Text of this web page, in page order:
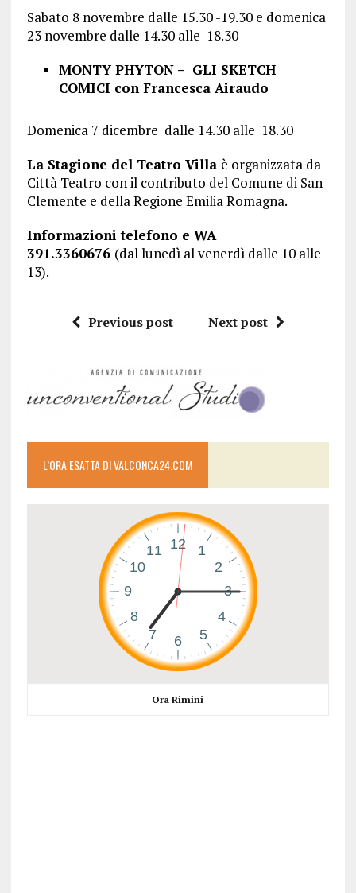
Sabato 8 novembre dalle 15.30 -19.30 e domenica
23 novembre dalle 14.30 alle 18.30
MONTY PHYTON – GLI SKETCH
COMICI con Francesca Airaudo
Domenica 7 dicembre dalle 14.30 alle 18.30
La Stagione del Teatro Villa è organizzata da
Città Teatro con il contributo del Comune di San
Clemente e della Regione Emilia Romagna.
Informazioni telefono e WA
391.3360676 (dal lunedì al venerdì dalle 10 alle
13).
Previous post Next post
L’ORA ESATTA DI VALCONCA24.COM
Ora Rimini